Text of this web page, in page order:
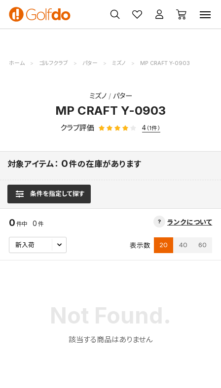
ゴルフ
クラブ
ゴルフ用品
買取
無料査定
クーポン
一覧
ホーム ゴルフクラブ パター ミズノ MP CRAFT Y-0903
ミズノ パター
MP CRAFT Y-0903
クラブ評価 4（1件）
対象アイテム： 0件の在庫があります
条件を指定して探す
ランクについて
0 件中 0 件
表示数 20 40 60
該当する商品はありません